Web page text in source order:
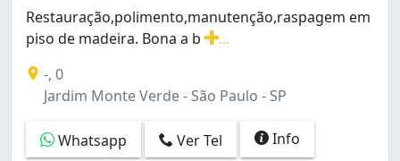
Restauração,polimento,manutenção,raspagem em
piso de madeira. Bona a b
-, 0
Jardim Monte Verde - São Paulo - SP
Whatsapp Ver Tel Info